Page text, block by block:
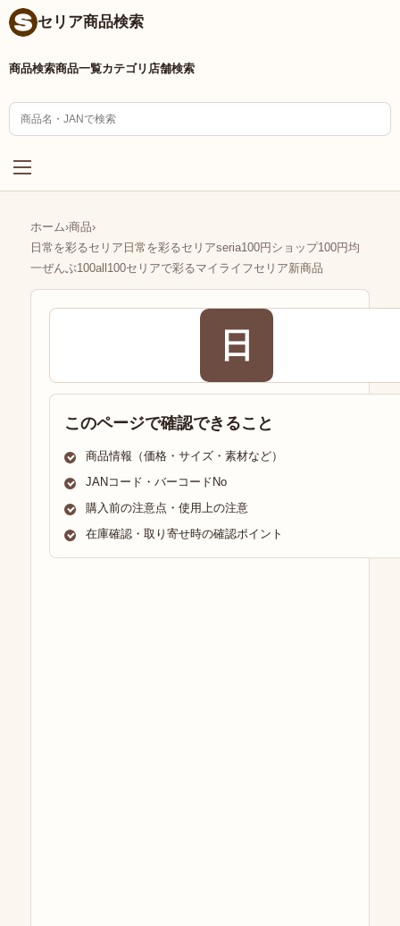
セリア商品検索
商品検索商品一覧カテゴリ 店舗検索
ホーム›商品›
日常を彩るセリア日常を彩るセリアseria100円ショップ100円均
一ぜんぶ100all100セリアで彩るマイライフセリア新商品
日
このページで確認できること
商品情報（価格・サイズ・素材など）
JANコード・バーコードNo
購入前の注意点・使用上の注意
在庫確認・取り寄せ時の確認ポイント